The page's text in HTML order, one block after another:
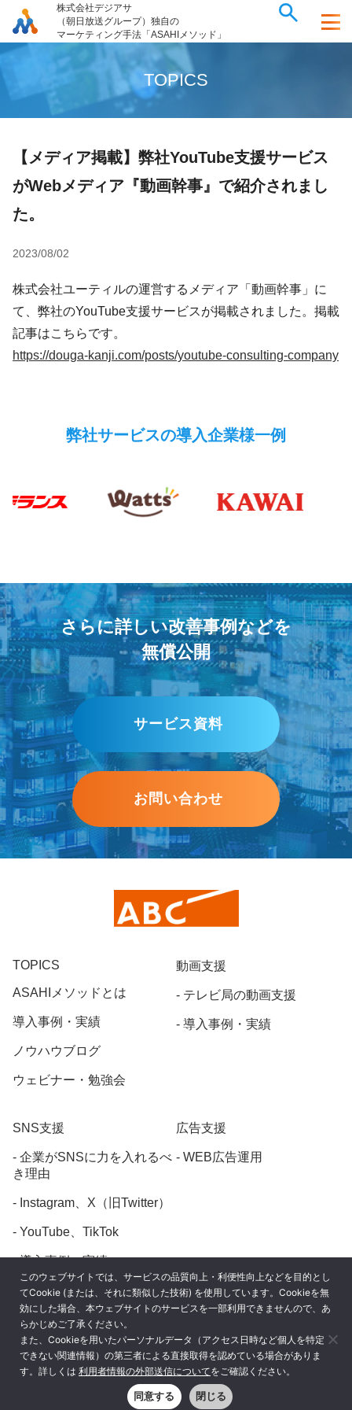
株式会社デジアサ
（朝日放送グループ）独自の
マーケティング手法「ASAHIメソッド」
TOPICS
【メディア掲載】弊社YouTube支援サービス
がWebメディア『動画幹事』で紹介されまし
た。
2023/08/02
株式会社ユーティルの運営するメディア「動画幹事」に
て、弊社のYouTube支援サービスが掲載されました。掲載
記事はこちらです。
https://douga-kanji.com/posts/youtube-consulting-company
弊社サービスの導入企業様一例
さらに詳しい改善事例などを
無償公開
サービス資料
お問い合わせ
TOPICS
ASAHIメソッドとは
導入事例・実績
ノウハウブログ
ウェビナー・勉強会
SNS支援
企業がSNSに力を入れるべ
き理由
Instagram、X（旧Twitter）
YouTube、TikTok
導入事例・実績
動画支援
テレビ局の動画支援
導入事例・実績
広告支援
WEB広告運用
プライバシーポリシー
利用者情報の外部送信について
© digiasa ALL rights reserved.
このウェブサイトでは、サービスの品質向上・利便性向上などを目的とし
てCookie (または、それに類似した技術) を使用しています。Cookieを無
効にした場合、本ウェブサイトのサービスを一部利用できませんので、あ
らかじめご了承ください。
また、Cookieを用いたパーソナルデータ（アクセス日時など個人を特定
できない関連情報）の第三者による直接取得を認めている場合がありま
す。詳しくは 利用者情報の外部送信についてをご確認ください。
同意する 閉じる